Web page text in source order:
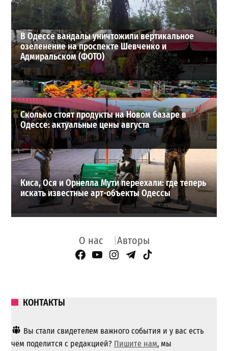
ВИБОР РЕДАКЦИИ
В Одессе вандалы уничтожили вертикальное
озеленение на проспекте Шевченко и
Адмиральском (ФОТО)
Сколько стоят продукты на Новом базаре в
Одессе: актуальные цены августа
Киса, Ося и Орнелла Мути переехали: где теперь
искать известные арт-объекты Одессы
О нас Авторы
Facebook Page
YouTube
Instagram
Telegram
TikTok
КОНТАКТЫ
Вы стали свидетелем важного события и у вас есть
чем поделится с редакцией? Пишите нам, мы